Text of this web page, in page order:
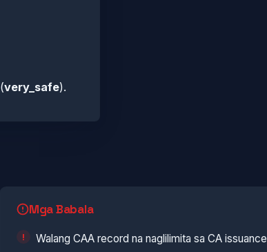
(very_safe).
Mga Babala
Walang CAA record na naglilimita sa CA issuance